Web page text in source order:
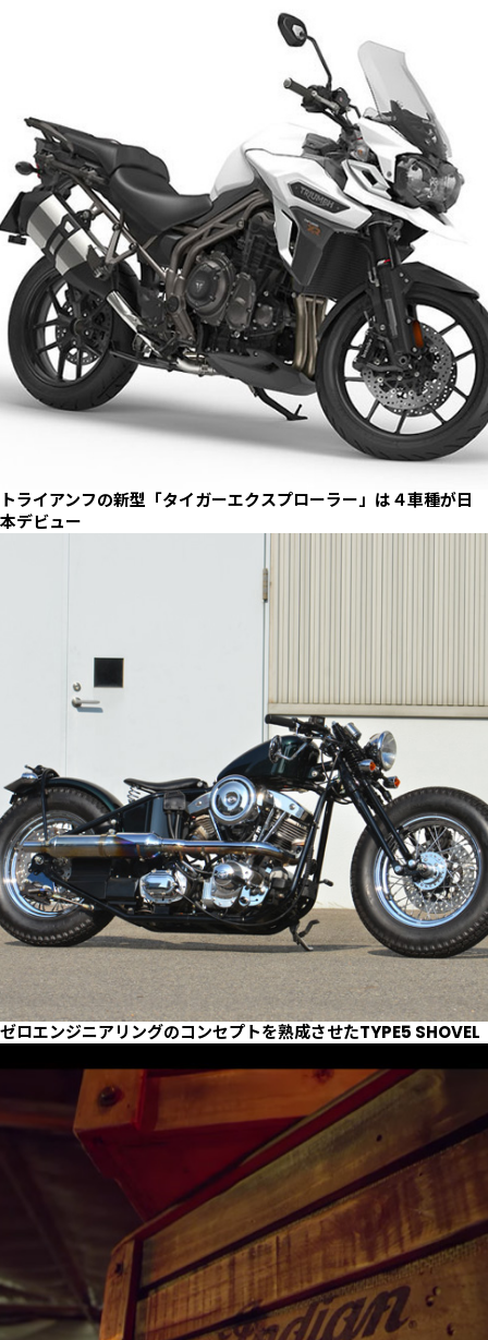
トライアンフの新型「タイガーエクスプローラー」は４車種が日
本デビュー
ゼロエンジニアリングのコンセプトを熟成させたTYPE5 SHOVEL